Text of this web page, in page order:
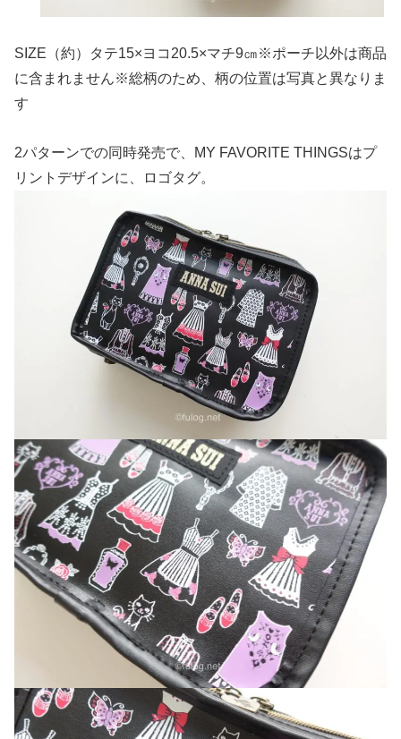
SIZE（約）タテ15×ヨコ20.5×マチ9㎝※ポーチ以外は商品
に含まれません※総柄のため、柄の位置は写真と異なりま
す
2パターンでの同時発売で、MY FAVORITE THINGSはプ
リントデザインに、ロゴタグ。